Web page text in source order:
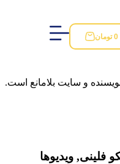
0 تومان
و سایت بلامانع است.
فلینی, ویدیوها